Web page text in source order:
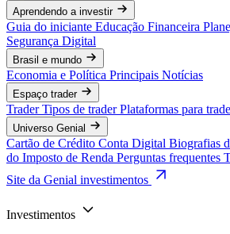
Aprendendo a investir
Guia do iniciante Educação Financeira
Segurança Digital
Brasil e mundo
Economia e Política Principais Notícias
Espaço trader
TraderTipos de traderPlataformas para
Universo Genial
Cartão de Crédito Conta Digital Biografias
do Imposto de Renda Perguntas frequentes
Site da Genial investimentos
Investimentos